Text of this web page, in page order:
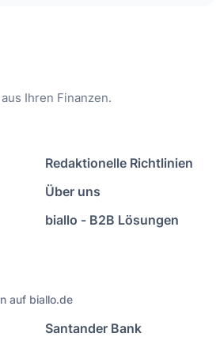
Ihren Finanzen.
Redaktionelle Richtlinien
Über uns
biallo - B2B Lösungen
auf biallo.de
Santander Bank